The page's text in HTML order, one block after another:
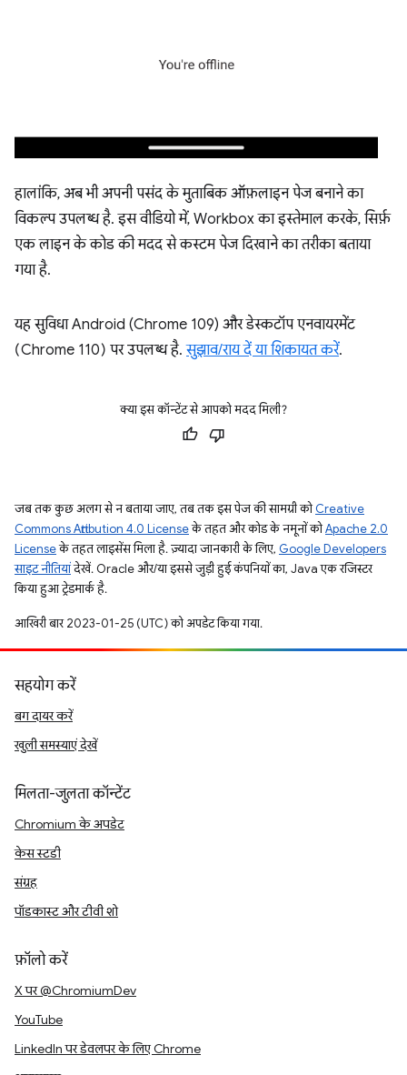
हालांकि, अब भी अपनी पसंद के मुताबिक ऑफ़लाइन पेज बनाने का
विकल्प उपलब्ध है. इस वीडियो में, Workbox का इस्तेमाल करके, सिर्फ़
एक लाइन के कोड की मदद से कस्टम पेज दिखाने का तरीका बताया
गया है.
यह सुविधा Android (Chrome 109) और डेस्कटॉप एनवायरमेंट
(Chrome 110) पर उपलब्ध है.सुझाव/राय दें या शिकायत करें.
क्या इस कॉन्टेंट से आपको मदद मिली?
जब तक कुछ अलग से न बताया जाए, तब तक इस पेज की सामग्री कोCreative
Commons Attribution 4.0 Licenseके तहत और कोड के नमूनों कोApache 2.0
Licenseके तहत लाइसेंस मिला है. ज़्यादा जानकारी के लिए, Google Developers
साइट नीतियांदेखें. Oracle और/या इससे जुड़ी हुई कंपनियों का, Java एक रजिस्टर
किया हुआ ट्रेडमार्क है.
आखिरी बार 2023-01-25 (UTC) को अपडेट किया गया.
सहयोग करें
बग दायर करें
खुली समस्याएं देखें
मिलता-जुलता कॉन्टेंट
Chromium के अपडेट
केस स्टडी
संग्रह
पॉडकास्ट और टीवी शो
फ़ॉलो करें
X पर @ChromiumDev
YouTube
LinkedIn पर डेवलपर के लिए Chrome